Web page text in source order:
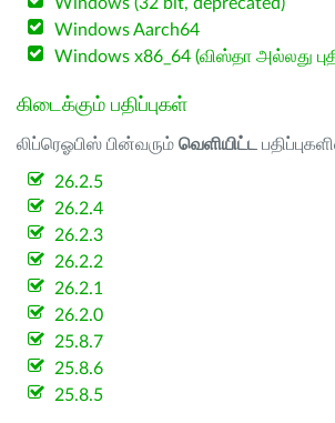
Windows Aarch64
Windows x86_64 (விஸ்தா அல்லது
கிடைக்கும் பதிப்புகள்
லிப்ரெஓபிஸ் பின்வரும் வெளியிட்ட
26.2.5
26.2.4
26.2.3
26.2.2
26.2.1
26.2.0
25.8.7
25.8.6
25.8.5